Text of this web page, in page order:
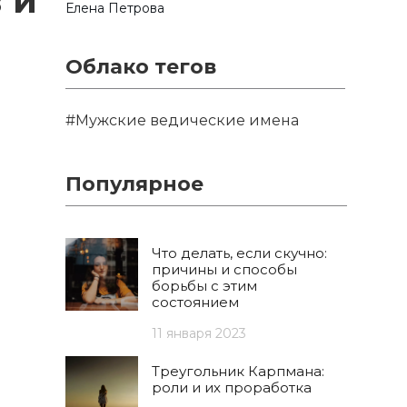
Елена Петрова
Облако тегов
#Мужские ведические имена
Популярное
Что делать, если скучно:
причины и способы
борьбы с этим
состоянием
11 января 2023
Треугольник Карпмана:
роли и их проработка